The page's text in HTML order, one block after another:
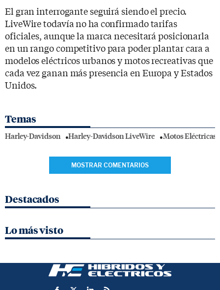
El gran interrogante seguirá siendo el precio.
LiveWire todavía no ha confirmado tarifas
oficiales, aunque la marca necesitará posicionarla
en un rango competitivo para poder plantar cara a
modelos eléctricos urbanos y motos recreativas que
cada vez ganan más presencia en Europa y Estados
Unidos.
Temas
Harley-Davidson Harley-Davidson LiveWire Motos Eléctricas
MOSTRAR COMENTARIOS
Destacados
Lo más visto